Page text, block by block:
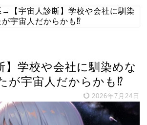
→
【宇宙人診断】学校や会社に馴染
宇宙人だからかも⁉
】学校や会社に馴染めな
が宇宙人だからかも⁉
2026年7月24日